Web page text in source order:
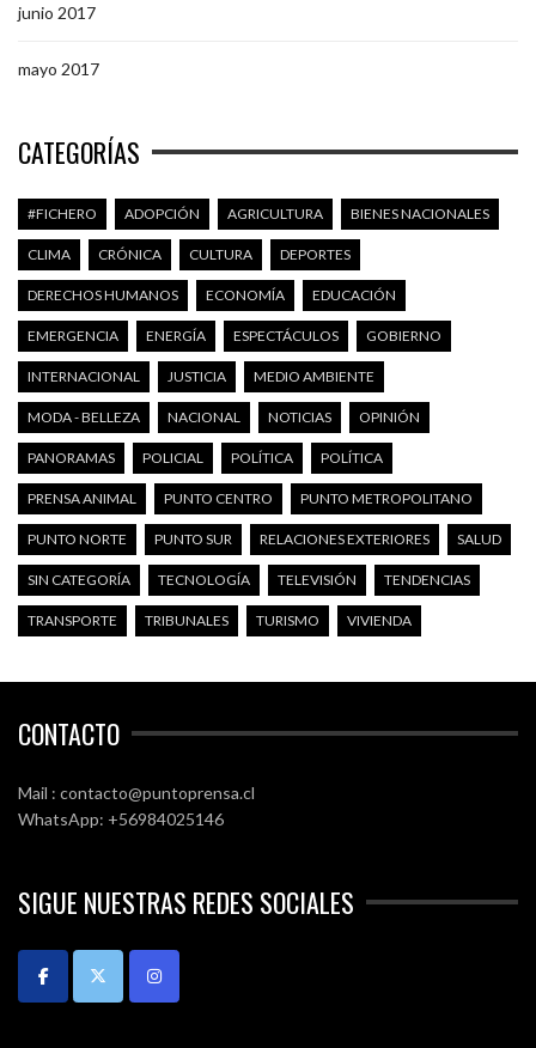
junio 2017
mayo 2017
CATEGORÍAS
#FICHERO ADOPCIÓN AGRICULTURA BIENES NACIONALES
CLIMA CRÓNICA CULTURA DEPORTES
DERECHOS HUMANOS ECONOMÍA EDUCACIÓN
EMERGENCIA ENERGÍA ESPECTÁCULOS GOBIERNO
INTERNACIONAL JUSTICIA MEDIO AMBIENTE
MODA - BELLEZA NACIONAL NOTICIAS OPINIÓN
PANORAMAS POLICIAL POLÍTICA POLÍTICA
PRENSA ANIMAL PUNTO CENTRO PUNTO METROPOLITANO
PUNTO NORTE PUNTO SUR RELACIONES EXTERIORES SALUD
SIN CATEGORÍA TECNOLOGÍA TELEVISIÓN TENDENCIAS
TRANSPORTE TRIBUNALES TURISMO VIVIENDA
CONTACTO
Mail : contacto@puntoprensa.cl
WhatsApp: +56984025146
SIGUE NUESTRAS REDES SOCIALES